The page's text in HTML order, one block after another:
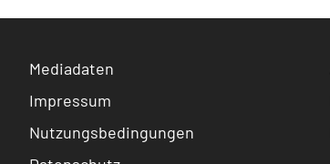
Mediadaten
Impressum
Nutzungsbedingungen